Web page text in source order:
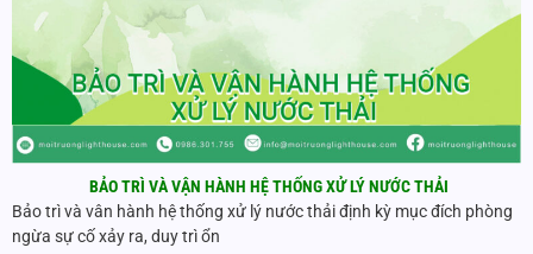
BẢO TRÌ VÀ VẬN HÀNH HỆ THỐNG XỬ LÝ NƯỚC THẢI
Bảo trì và vân hành hệ thống xử lý nước thải định kỳ mục đích phòng
ngừa sự cố xảy ra, duy trì ổn